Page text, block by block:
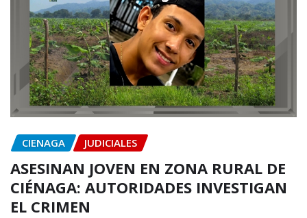
CIENAGA JUDICIALES
ASESINAN JOVEN EN ZONA RURAL DE
CIÉNAGA: AUTORIDADES INVESTIGAN
EL CRIMEN